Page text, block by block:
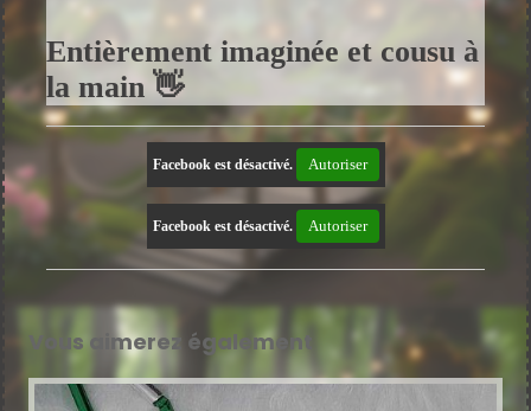
Entièrement imaginée et cousu à
la main 👋
Facebook est désactivé. Autoriser
Facebook est désactivé. Autoriser
Vous aimerez également